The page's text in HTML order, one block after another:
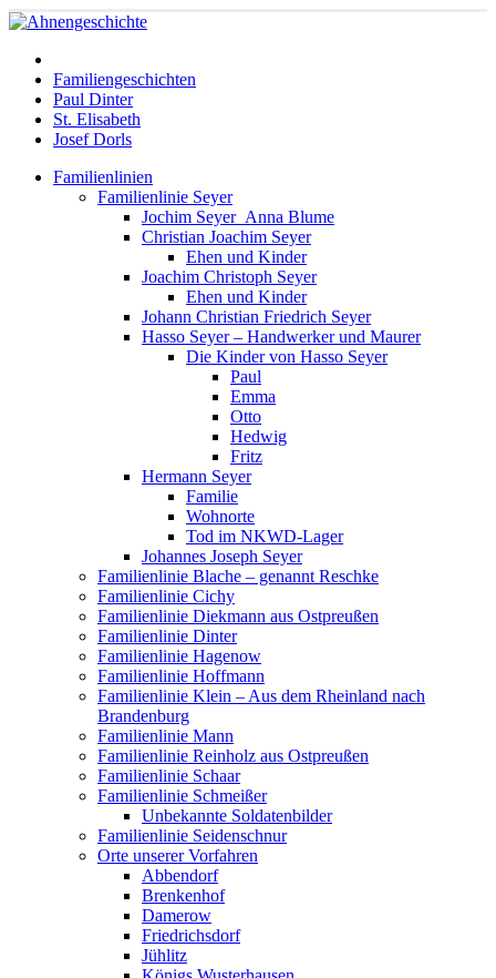
Familiengeschichten
Paul Dinter
St. Elisabeth
Josef Dorls
Familienlinien
Familienlinie Seyer
Jochim Seyer_Anna Blume
Christian Joachim Seyer
Ehen und Kinder
Joachim Christoph Seyer
Ehen und Kinder
Johann Christian Friedrich Seyer
Hasso Seyer – Handwerker und Maurer
Die Kinder von Hasso Seyer
Paul
Emma
Otto
Hedwig
Fritz
Hermann Seyer
Familie
Wohnorte
Tod im NKWD-Lager
Johannes Joseph Seyer
Familienlinie Blache – genannt Reschke
Familienlinie Cichy
Familienlinie Diekmann aus Ostpreußen
Familienlinie Dinter
Familienlinie Hagenow
Familienlinie Hoffmann
Familienlinie Klein – Aus dem Rheinland nach
Brandenburg
Familienlinie Mann
Familienlinie Reinholz aus Ostpreußen
Familienlinie Schaar
Familienlinie Schmeißer
Unbekannte Soldatenbilder
Familienlinie Seidenschnur
Orte unserer Vorfahren
Abbendorf
Brenkenhof
Damerow
Friedrichsdorf
Jühlitz